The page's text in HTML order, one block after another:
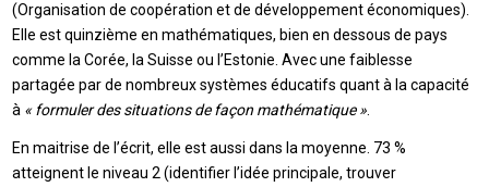
(Organisation de coopération et de développement économiques).
Elle est quinzième en mathématiques, bien en dessous de pays
comme la Corée, la Suisse ou l’Estonie. Avec une faiblesse
partagée par de nombreux systèmes éducatifs quant à la capacité
à « formuler des situations de façon mathématique »
En maitrise de l’écrit, elle est aussi dans la moyenne. 73 %
atteignent le niveau 2 (identifier l’idée principale, trouver